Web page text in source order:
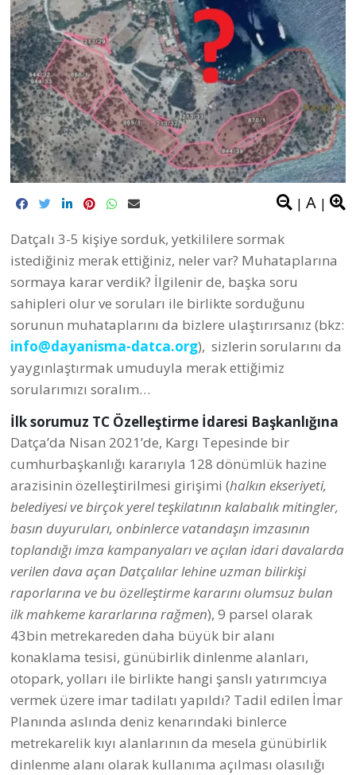
| A |
Datçalı 3-5 kişiye sorduk, yetkililere sormak
istediğiniz merak ettiğiniz, neler var? Muhataplarına
sormaya karar verdik? İlgilenir de, başka soru
sahipleri olur ve soruları ile birlikte sorduğunu
sorunun muhataplarını da bizlere ulaştırırsanız (bkz:
info@dayanisma-datca.org), sizlerin sorularını da
yaygınlaştırmak umuduyla merak ettiğimiz
sorularımızı soralım…
İlk sorumuz TC Özelleştirme İdaresi Başkanlığına
Datça’da Nisan 2021’de, Kargı Tepesinde bir
cumhurbaşkanlığı kararıyla 128 dönümlük hazine
arazisinin özelleştirilmesi girişimi (halkın ekseriyeti,
belediyesi ve birçok yerel teşkilatının kalabalık mitingler,
basın duyuruları, onbinlerce vatandaşın imzasının
toplandığı imza kampanyaları ve açılan idari davalarda
verilen dava açan Datçalılar lehine uzman bilirkişi
raporlarına ve bu özelleştirme kararını olumsuz bulan
ilk mahkeme kararlarına rağmen), 9 parsel olarak
43bin metrekareden daha büyük bir alanı
konaklama tesisi, günübirlik dinlenme alanları,
otopark, yolları ile birlikte hangi şanslı yatırımcıya
vermek üzere imar tadilatı yapıldı? Tadil edilen İmar
Planında aslında deniz kenarındaki binlerce
metrekarelik kıyı alanlarının da mesela günübirlik
dinlenme alanı olarak kullanıma açılması olasılığı